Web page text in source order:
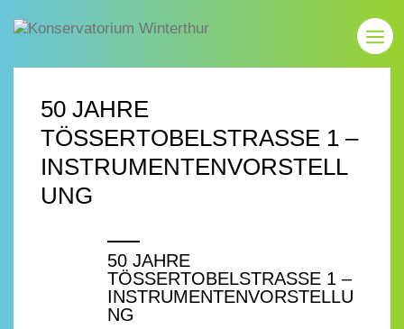
50 JAHRE
TÖSSERTOBELSTRASSE 1 –
INSTRUMENTENVORSTELL
UNG
50 JAHRE
TÖSSERTOBELSTRASSE 1 –
INSTRUMENTENVORSTELLU
NG